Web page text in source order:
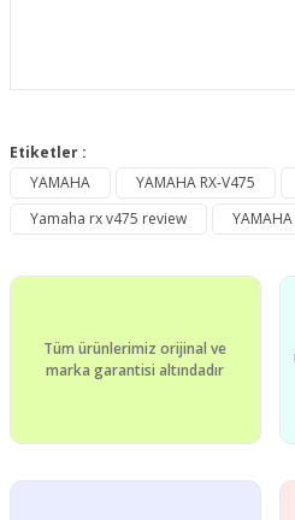
konularda yetersiz gördüğünüz
Görüş ve önerileriniz için teşekkür
Ürün açıklamasında eksik
Ürün fiyatı diğer sitelerden daha
Etiketler :
YAMAHA
YAMAHA RX-V475
Yamaha rx v475 review
YAMAHA
Tüm ürünlerimiz orijinal ve
marka garantisi altındadır